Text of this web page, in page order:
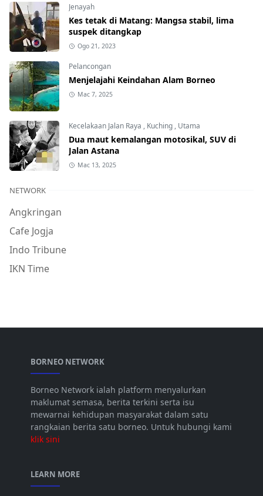
Jenayah
Kes tetak di Matang: Mangsa stabil, lima
suspek ditangkap
Ogo 21, 2023
Pelancongan
Menjelajahi Keindahan Alam Borneo
Mac 7, 2025
Kecelakaan Jalan Raya , Kuching , Utama
Dua maut kemalangan motosikal, SUV di
Jalan Astana
Mac 13, 2025
NETWORK
Angkringan
Cafe Jogja
Indo Tribune
IKN Time
BORNEO NETWORK
Borneo Network ialah platform menyalurkan
maklumat semasa, berita terkini serta isu
mewarnai kehidupan masyarakat dalam satu
rangkaian berita satu borneo. Untuk hubungi kami
klik sini
LEARN MORE